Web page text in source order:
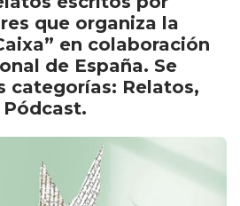
que organiza la
en colaboración
de España. Se
categorías: Relatos,